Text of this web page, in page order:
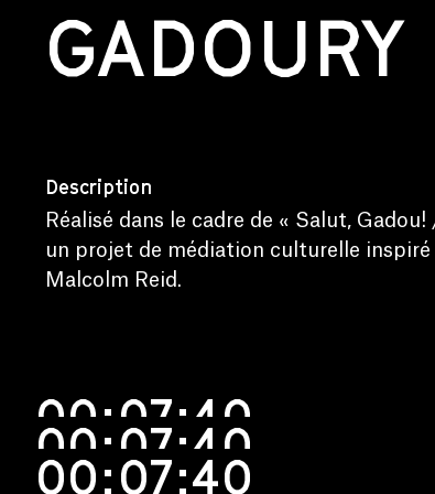
GADOURY
Description
Réalisé dans le cadre de « Salut,
un projet de médiation culturelle inspiré
Malcolm Reid.
00:07:40
00:07:40
00:07:40